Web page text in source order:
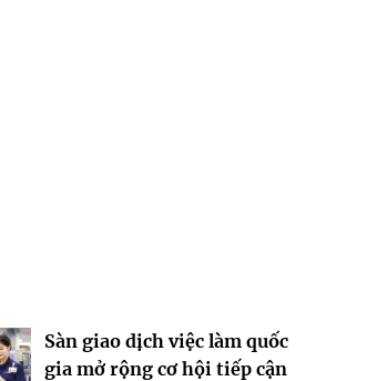
Sàn giao dịch việc làm quốc
gia mở rộng cơ hội tiếp cận